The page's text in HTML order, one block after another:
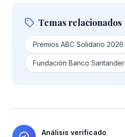
Temas relacionados
Premios ABC Solidario 2026
Fundación Banco Santander
Análisis verificado